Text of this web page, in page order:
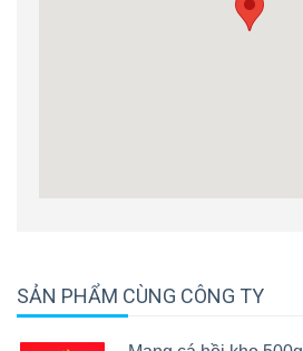
SẢN PHẨM CÙNG CÔNG TY